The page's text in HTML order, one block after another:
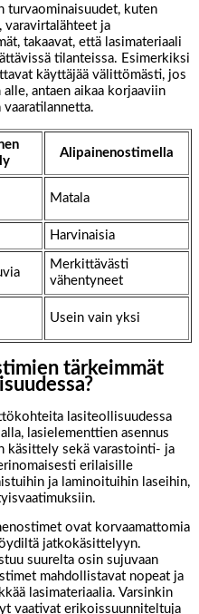
turvaominaisuudet, kuten
varavirtalähteet ja
takaavat, että lasimateriaali
tilanteissa. Esimerkiksi
käyttäjää välittömästi, jos
antaen aikaa korjaaviin
Alipainenostimella
Matala
Harvinaisia
Merkittävästi
vähentyneet
Usein vain yksi
tärkeimmät
lasiteollisuudessa
lasielementtien asennus
käsittely sekä varastointi- ja
erilaisille
ja laminoituihin laseihin,
ovat korvaamattomia
jatkokäsittelyyn.
suurelta osin sujuvaan
mahdollistavat nopeat ja
lasimateriaalia. Varsinkin
vaativat erikoissuunniteltuja